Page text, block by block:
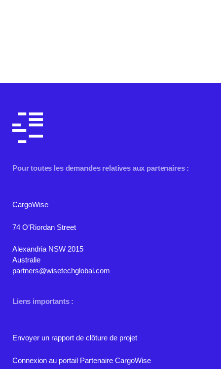
Pour toutes les demandes relatives aux partenaires :
CargoWise
74 O’Riordan Street
Alexandria NSW 2015
Australie
partners@wisetechglobal.com
Liens importants :
Envoyer un rapport de clôture de projet
Connexion au portail Partenaire CargoWise